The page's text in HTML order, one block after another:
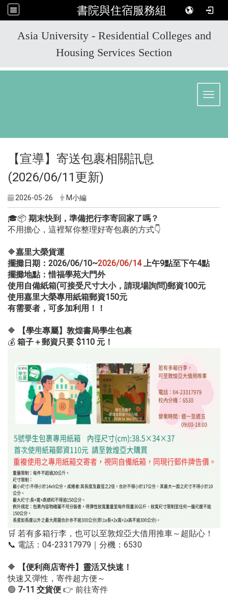
書院與住宿服務組
Asia University - Residential Colleges and
Housing Services Section
【宣導】寄送包裹相關訊息
(2026/06/11更新)
2026-05-26 M小編
🎓📦 期末快到，準備把行李寄回家了嗎？
不用擔心，這裡幫你整理好寄包裹的方式👇
🔶嘉里大榮貨運
擺攤日期：2026/06/10~2026/06/14上午9點至下午4點
擺攤地點：惜福學苑大門外
使用自備紙箱(可接受尺寸大小，請現場詢問)郵資100元
使用嘉里大榮專用紙箱郵資150元
有需要者，可多加利用！！
🔶
【學生專屬】敦煌書局學生包裹
💰 箱子＋郵資只要 $110 元！
🛒 若有多箱行李，也可以至敦煌亞大借用推車～超貼心！
📞 電話：04-23317979｜分機：6530
🔶
【便利商店寄件】靈活又快速！
快速又彈性，寄件超方便～
🟢 7-11 交貨便 👉 前往寄件